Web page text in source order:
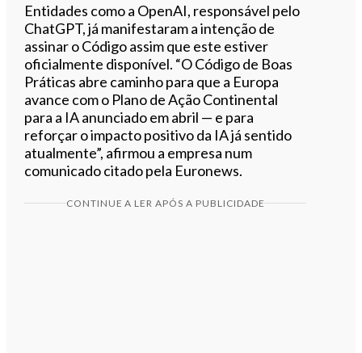
Entidades como a OpenAI, responsável pelo
ChatGPT, já manifestaram a intenção de
assinar o Código assim que este estiver
oficialmente disponível. “O Código de Boas
Práticas abre caminho para que a Europa
avance com o Plano de Ação Continental
para a IA anunciado em abril — e para
reforçar o impacto positivo da IA já sentido
atualmente”, afirmou a empresa num
comunicado citado pela Euronews.
CONTINUE A LER APÓS A PUBLICIDADE